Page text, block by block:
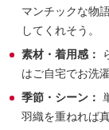
マンチックな物
してくれそう。
素材・着用感：
はご自宅でお洗
季節・シーン：
羽織を重ねれば